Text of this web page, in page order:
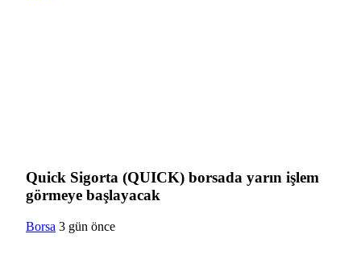
Quick Sigorta (QUICK) borsada yarın işlem
görmeye başlayacak
Borsa 3 gün önce